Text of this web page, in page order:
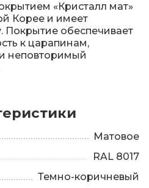
«Кристалл мат»
Корее и имеет
Покрытие обеспечивает
к царапинам,
неповторимый
Матовое
RAL 8017
Темно-коричневый